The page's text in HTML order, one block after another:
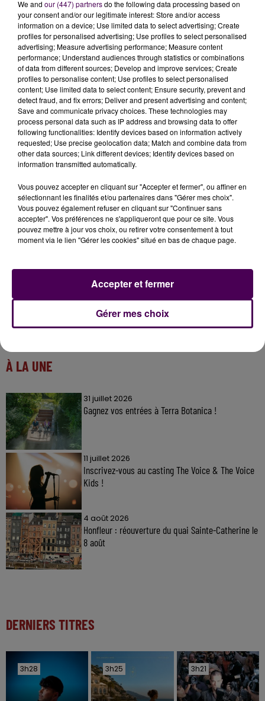
retrouver les playoffs.
Qui sera élu meilleur entraîneur de#JeepELITE
mercredi soir lors de la soirée des
#TropheesDuBasket-
�x0 Eric Bartechecky du@MSB_Officiel?
�x0 Laurent Legname de la@jdadijonbasket?
�x0 Zvesdan Mitrovic de l'@ASMonaco_Basket?
pic.twitter.com/CwXDu82LID
— LNB (@LNBofficiel)14 mai 2018
Qui sera élu MVP de#JeepELITE-
Verdict ce mercredi 16 mai aux#TropheesDuBasket
pic.twitter.com/0OIkW2QbUT
— LNB (@LNBofficiel)14 mai 2018
À LA UNE
31 juillet 2026
Gagnez vos entrées à Terra Botanica !
11 juillet 2026
Inscrivez-vous au casting The Voice & The Voice
Kids !
4 août 2026
Honfleur : réouverture du quai Sainte-Catherine le
8 août
DERNIERS TITRES
3h28
3h28 3h25
3h25 3h21
3h21
We and our (447) partnersdo the following data processing based on
your consent and/or our legitimate interest: Store and/or access
information on a device; Use limited data to select advertising; Create
profiles for personalised advertising; Use profiles to select personalised
advertising; Measure advertising performance; Measure content
performance; Understand audiences through statistics or combinations
of data from different sources; Develop and improve services; Create
profiles to personalise content; Use profiles to select personalised
content; Use limited data to select content; Ensure security, prevent and
detect fraud, and fix errors; Deliver and present advertising and content;
Save and communicate privacy choices. These technologies may
process personal data such as IP address and browsing data to offer
following functionalities: Identify devices based on information actively
requested; Use precise geolocation data; Match and combine data from
other data sources; Link different devices; Identify devices based on
information transmitted automatically.
Vous pouvez accepter en cliquant sur "Accepter et fermer", ou affiner en
sélectionnant les finalités et/ou partenaires dans "Gérer mes choix".
Vous pouvez également refuser en cliquant sur "Continuer sans
accepter". Vos préférences ne s'appliqueront que pour ce site. Vous
pouvez mettre à jour vos choix, ou retirer votre consentement à tout
moment via le lien "Gérer les cookies" situé en bas de chaque page.
Gérer mes choix
Accepter et fermer